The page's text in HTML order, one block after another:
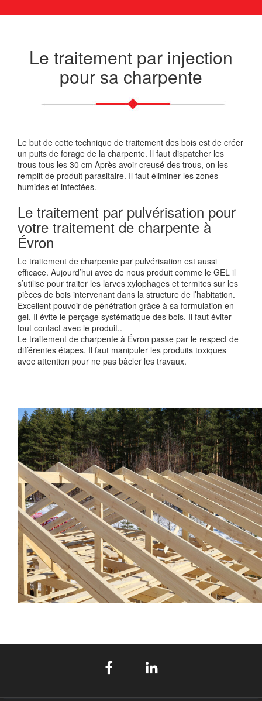
Le traitement par injection
pour sa charpente
Le but de cette technique de traitement des bois est de créer
un puits de forage de la charpente. Il faut dispatcher les
trous tous les 30 cm Après avoir creusé des trous, on les
remplit de produit parasitaire. Il faut éliminer les zones
humides et infectées.
Le traitement par pulvérisation pour
votre traitement de charpente à
Évron
Le traitement de charpente par pulvérisation est aussi
efficace. Aujourd’hui avec de nous produit comme le GEL il
s’utilise pour traiter les larves xylophages et termites sur les
pièces de bois intervenant dans la structure de l’habitation.
Excellent pouvoir de pénétration grâce à sa formulation en
gel. Il évite le perçage systématique des bois. Il faut éviter
tout contact avec le produit..
Le traitement de charpente à Évron passe par le respect de
différentes étapes. Il faut manipuler les produits toxiques
avec attention pour ne pas bâcler les travaux.